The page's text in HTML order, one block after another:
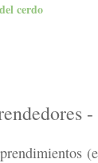
cerdo